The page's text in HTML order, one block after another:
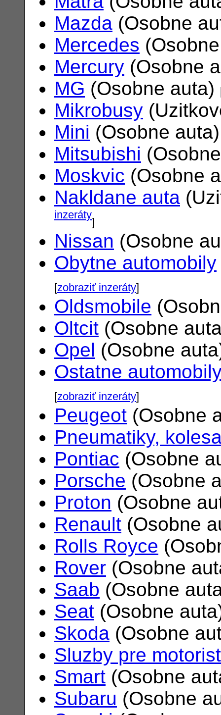
Mazda (Osobne
Mercedes
Mercury (Osobne
MG (Osobne auta)
Mikrobusy
Mini (Osobne
Mitsubishi
Moskvic (Osobne
Nakldane auta
inzeráty]
Nissan (Osobne
Obytne automobily
[zobraziť inzeráty]
Oldsmobile
Oltcit (Osobne
Opel (Osobne
Ostatne
[zobraziť inzeráty]
Peugeot (Osobne
Pneumatiky,
Pontiac (Osobne
Porsche (Osobne
Proton (Osobne
Renault (Osobne
Rolls Royce
Rover (Osobne
Saab (Osobne
Seat (Osobne
Skoda (Osobne
Sluzby pre
Smart (Osobne
Subaru (Osobne